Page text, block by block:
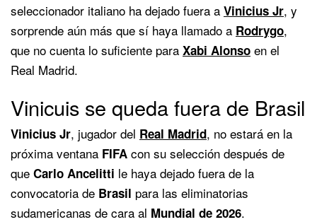
seleccionador italiano ha dejado fuera a Vinicius Jr, y
sorprende aún más que sí haya llamado a Rodrygo,
que no cuenta lo suficiente para Xabi Alonso en el
Real Madrid.
Vinicuis se queda fuera de Brasil
Vinicius Jr, jugador del Real Madrid, no estará en la
próxima ventana FIFA con su selección después de
que Carlo Ancelitti le haya dejado fuera de la
convocatoria de Brasil para las eliminatorias
sudamericanas de cara al Mundial de 2026.